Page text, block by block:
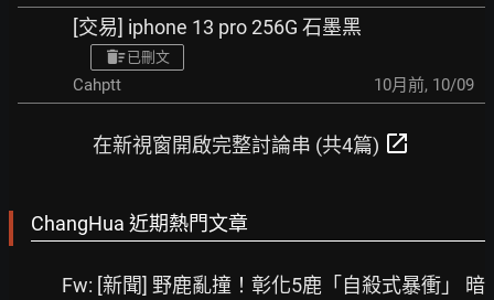
[交易] iphone 13 pro 256G 石墨黑
已刪文
Cahptt 10月前, 10/09
在新視窗開啟完整討論串 (共4篇) open_in_new
ChangHua 近期熱門文章
Fw: [新聞] 野鹿亂撞！彰化5鹿「自殺式暴衝」 暗